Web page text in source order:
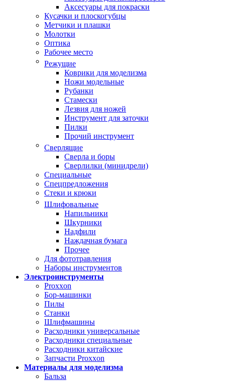
Аксесуары для покраски
Кусачки и плоскогубцы
Метчики и плашки
Молотки
Оптика
Рабочее место
Режущие
Коврики для моделизма
Ножи модельные
Рубанки
Стамески
Лезвия для ножей
Инструмент для заточки
Пилки
Прочий инструмент
Сверлящие
Сверла и боры
Сверлилки (минидрели)
Специальные
Спецпредложения
Стеки и крюки
Шлифовальные
Напильники
Шкурники
Надфили
Наждачная бумага
Прочее
Для фототравления
Наборы инструментов
Электроинструменты
Proxxon
Бор-машинки
Пилы
Станки
Шлифмашины
Расходники универсальные
Расходники специальные
Расходники китайские
Запчасти Proxxon
Материалы для моделизма
Бальза